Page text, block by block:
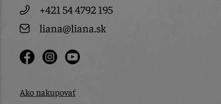
+421 54 4792 195
liana@liana.sk
Ako nakupovať